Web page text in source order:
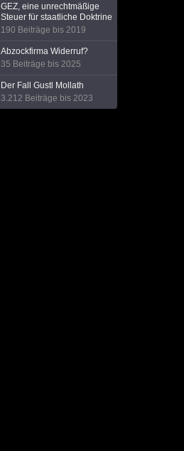
GEZ, eine unrechtmäßige
Steuer für staatliche Doktrine
190 Beiträge bis 2019
Abzockfirma Widerruf?
35 Beiträge bis 2025
Der Fall Gustl Mollath
3.212 Beiträge bis 2023